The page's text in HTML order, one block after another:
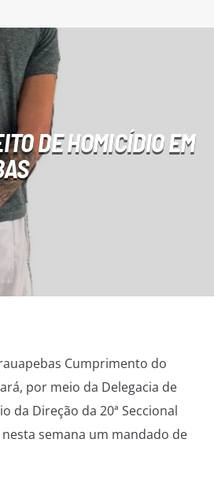
DE HOMICÍDIO EM
Cumprimento do
por meio da Delegacia de
da Direção da 20ª Seccional
semana um mandado de